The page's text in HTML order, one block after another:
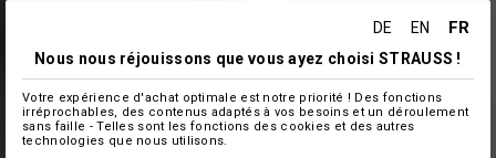
DE EN FR
Nous nous réjouissons que vous ayez choisi STRAUSS !
Votre expérience d'achat optimale est notre priorité ! Des fonctions
irréprochables, des contenus adaptés à vos besoins et un déroulement
sans faille - Telles sont les fonctions des cookies et des autres
technologies que nous utilisons.